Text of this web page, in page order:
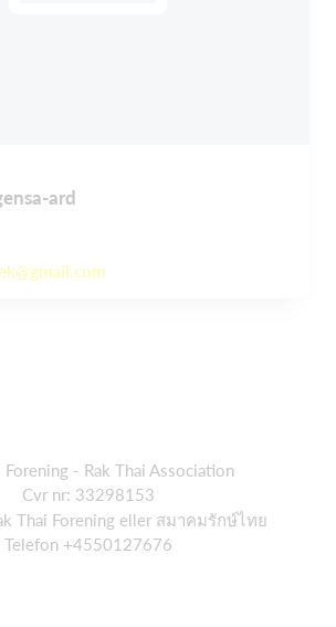
ard
Forening - Rak Thai Association
Cvr nr: 33298153
Thai Forening eller สมาคมรักษ์ไทย
Telefon +4550127676